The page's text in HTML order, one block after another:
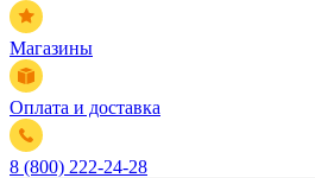
Магазины
Оплата и доставка
8 (800) 222-24-28